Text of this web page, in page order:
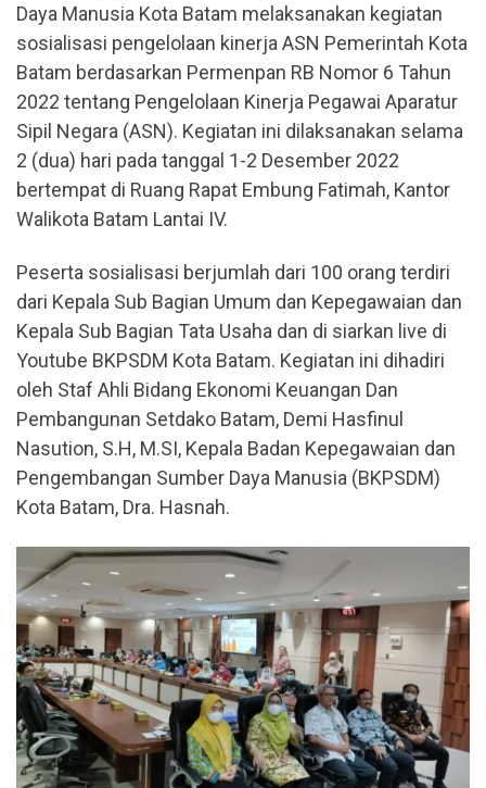
Daya Manusia Kota Batam melaksanakan kegiatan
sosialisasi pengelolaan kinerja ASN Pemerintah Kota
Batam berdasarkan Permenpan RB Nomor 6 Tahun
2022 tentang Pengelolaan Kinerja Pegawai Aparatur
Sipil Negara (ASN). Kegiatan ini dilaksanakan selama
2 (dua) hari pada tanggal 1-2 Desember 2022
bertempat di Ruang Rapat Embung Fatimah, Kantor
Walikota Batam Lantai IV.
Peserta sosialisasi berjumlah dari 100 orang terdiri
dari Kepala Sub Bagian Umum dan Kepegawaian dan
Kepala Sub Bagian Tata Usaha dan di siarkan live di
Youtube BKPSDM Kota Batam. Kegiatan ini dihadiri
oleh Staf Ahli Bidang Ekonomi Keuangan Dan
Pembangunan Setdako Batam, Demi Hasfinul
Nasution, S.H, M.SI, Kepala Badan Kepegawaian dan
Pengembangan Sumber Daya Manusia (BKPSDM)
Kota Batam, Dra. Hasnah.